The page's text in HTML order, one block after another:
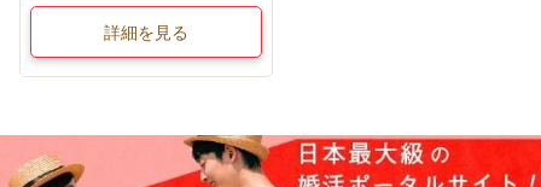
詳細を見る